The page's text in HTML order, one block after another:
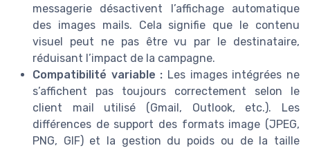
messagerie désactivent l’affichage automatique
des images mails. Cela signifie que le contenu
visuel peut ne pas être vu par le destinataire,
réduisant l’impact de la campagne.
Compatibilité variable : Les images intégrées ne
s’affichent pas toujours correctement selon le
client mail utilisé (Gmail, Outlook, etc.). Les
différences de support des formats image (JPEG,
PNG, GIF) et la gestion du poids ou de la taille